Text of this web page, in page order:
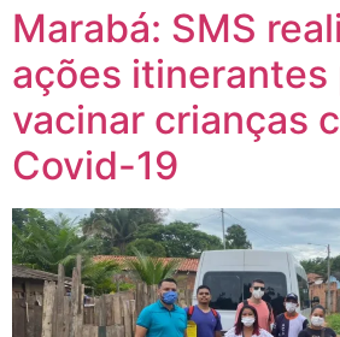
Marabá: SMS
ações itinerantes
vacinar crianças
Covid-19